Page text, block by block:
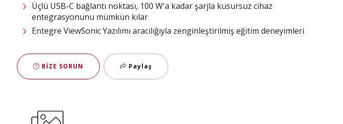
Üçlü USB-C bağlantı noktası, 100 W'a kadar şarjla kusursuz cihaz
entegrasyonunu mümkün kılar
Entegre ViewSonic Yazılımı aracılığıyla zenginleştirilmiş eğitim deneyimleri
BIZE SORUN Paylaş